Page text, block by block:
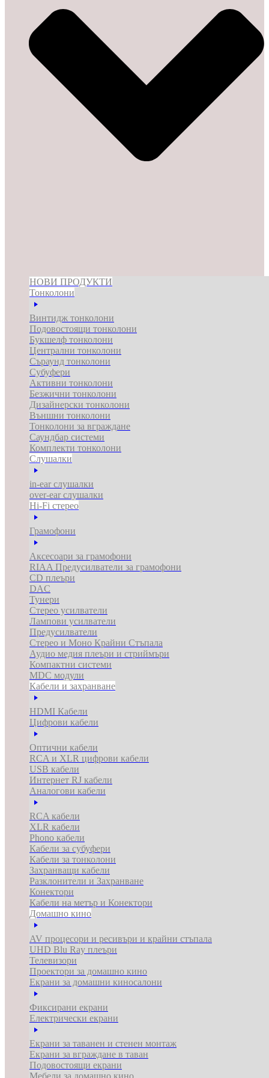
НОВИ ПРОДУКТИ
Тонколони
Винтидж тонколони
Подовостоящи тонколони
Букшелф тонколони
Централни тонколони
Съраунд тонколони
Субуфери
Активни тонколони
Безжични тонколони
Дизайнерски тонколони
Външни тонколони
Тонколони за вграждане
Саундбар системи
Комплекти тонколони
Слушалки
in-ear слушалки
over-ear слушалки
Hi-Fi стерео
Грамофони
Аксесоари за грамофони
RIAA Предусилватели за грамофони
CD плеъри
DAC
Тунери
Стерео усилватели
Лампови усилватели
Предусилватели
Стерео и Моно Крайни Стъпала
Аудио медия плеъри и стриймъри
Компактни системи
MDC модули
Кабели и захранване
HDMI Кабели
Цифрови кабели
Оптични кабели
RCA и XLR цифрови кабели
USB кабели
Интернет RJ кабели
Аналогови кабели
RCA кабели
XLR кабели
Phono кабели
Кабели за субуфери
Кабели за тонколони
Захранващи кабели
Разклонители и Захранване
Конектори
Кабели на метър и Конектори
Домашно кино
AV процесори и ресивъри и крайни стъпала
UHD Blu Ray плеъри
Телевизори
Проектори за домашно кино
Екрани за домашни киносалони
Фиксирани екрани
Електрически екрани
Екрани за таванен и стенен монтаж
Екрани за вграждане в таван
Подовостоящи екрани